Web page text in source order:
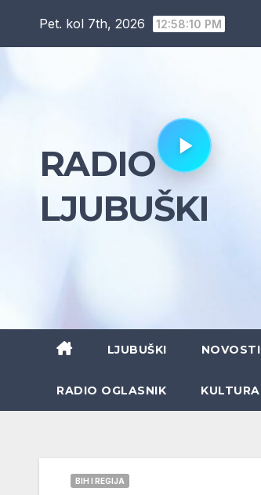
Pet. kol 7th, 2026 12:58:11 PM
RADIO
LJUBUŠKI
LJUBUŠKI NOVOSTI
RADIO OGLASNIK KULTURA
BIH I REGIJA